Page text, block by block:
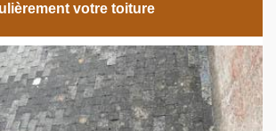
votre toiture